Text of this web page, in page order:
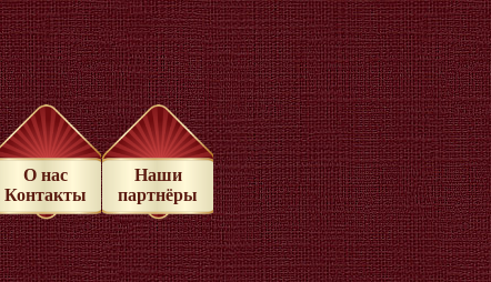
О нас
Контакты
Наши
партнёры